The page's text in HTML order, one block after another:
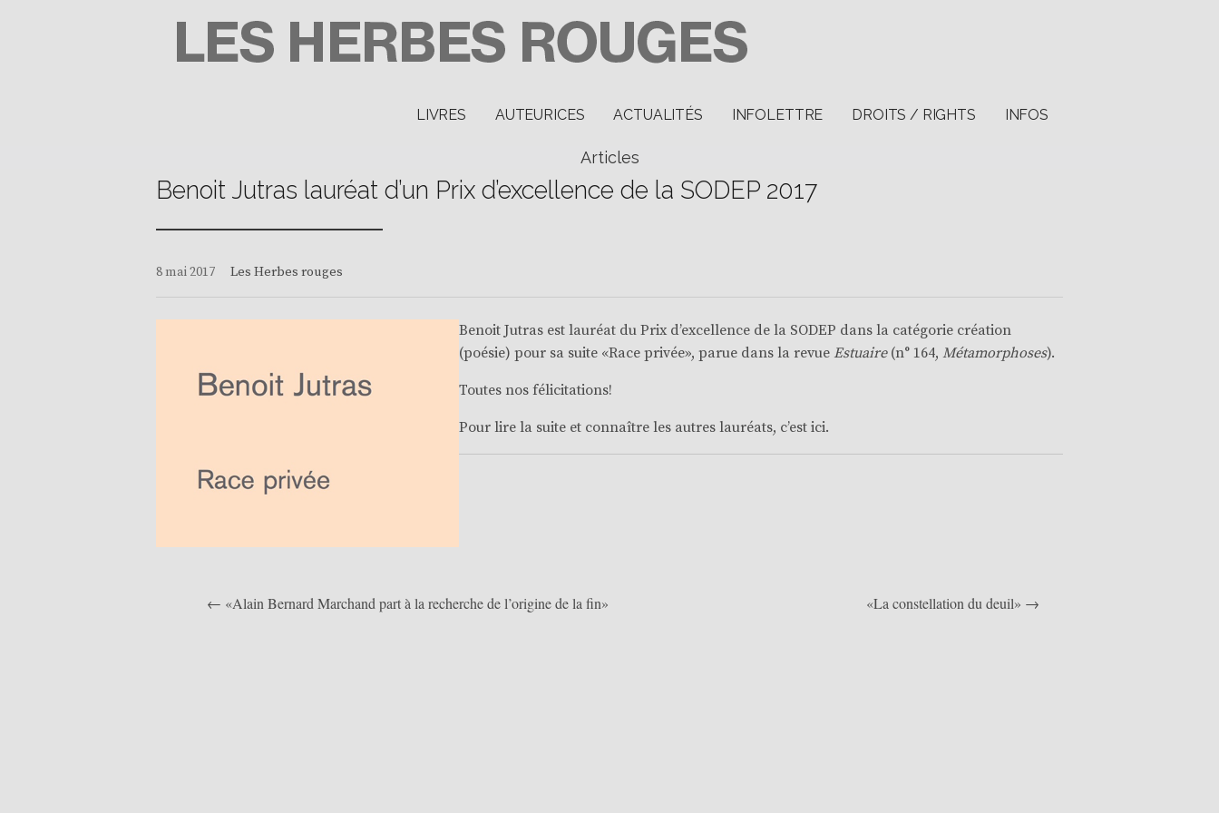
LIVRES AUTEURICES ACTUALITÉS INFOLETTRE DROITS / RIGHTS INFOS
Articles
Benoit Jutras lauréat d’un Prix d’excellence de la SODEP 2017
8 mai 2017 Les Herbes rouges
Benoit Jutras est lauréat duPrix d’excellence de la SODEP dans la catégorie création
(poésie) pour sa suite «Race privée», parue dans la revue Estuaire(n° 164,Métamorphoses).
Toutes nos félicitations!
Pour lire la suite et connaître les autres lauréats, c’est ici.
Navigation
← «Alain Bernard Marchand part à la recherche de l’origine de la fin» «La constellation du deuil» →